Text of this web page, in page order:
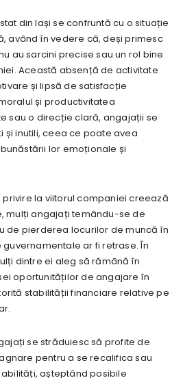
din Iași se confruntă cu o situație
având în vedere că, deși primesc
au sarcini precise sau un rol bine
Această absență de activitate
și lipsă de satisfacție
și productivitatea
sau o direcție clară, angajații se
și inutili, ceea ce poate avea
lor emoționale și
privire la viitorul companiei creează
mulți angajați temându-se de
de pierderea locurilor de muncă în
ar fi retrase. În
dintre ei aleg să rămână în
oportunităților de angajare în
stabilității financiare relative pe
se străduiesc să profite de
pentru a se recalifica sau
așteptând posibile